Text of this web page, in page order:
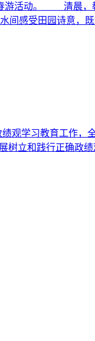
游活动。 清晨，
水间感受田园诗
学习教育工作，
和践行正确政